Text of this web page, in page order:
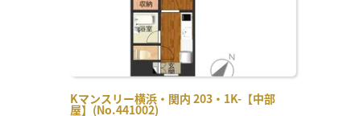
Kマンスリー横浜・関内 203・1K-【中部
屋】(No.441002)